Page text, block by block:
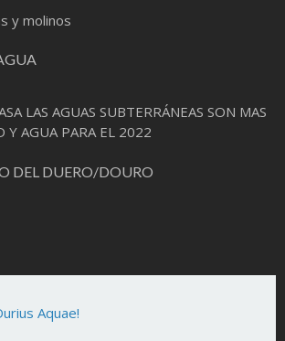
y molinos
LAS AGUAS SUBTERRÁNEAS SON MAS
Y AGUA PARA EL 2022
DEL DUERO/DOURO
Aquae!